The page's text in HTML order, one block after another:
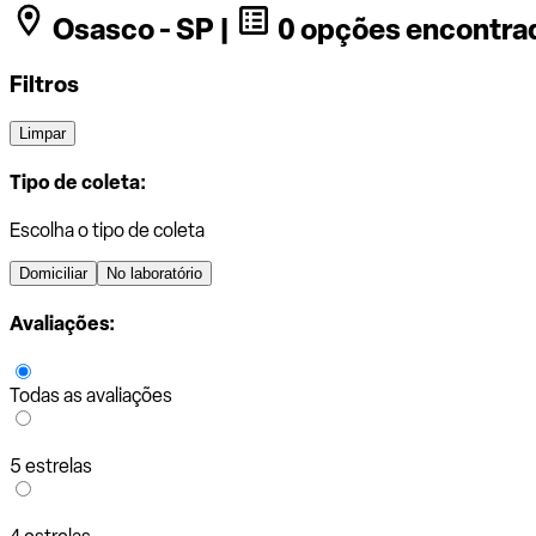
Osasco - SP | 0 opções
Filtros
Limpar
Tipo de coleta:
Escolha o tipo de coleta
Domiciliar No laboratório
Avaliações:
Todas as avaliações
5 estrelas